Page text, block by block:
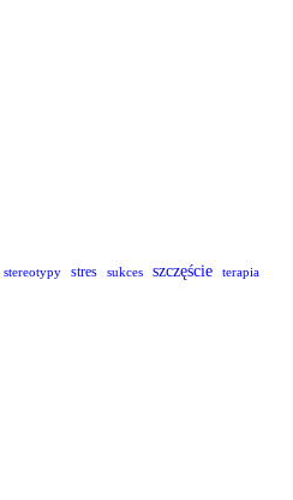
stereotypy stres sukces szczęście
terapia